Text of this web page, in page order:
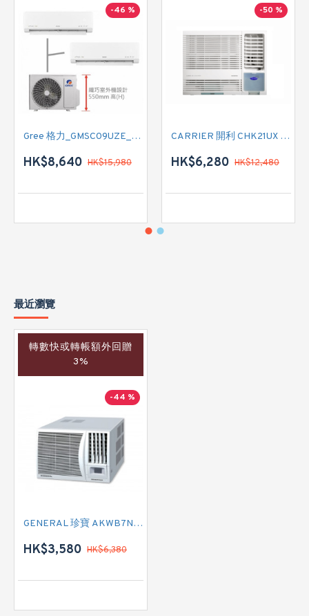
-46 %
Gree 格力_GMSC09UZE_GMSC12UZE_GMSC18UZC_R32 掛牆變頻式1拖2分體冷氣機 (淨冷型)
HK$8,640 HK$15,980
-50 %
CARRIER 開利 CHK21UX 二匹半 變頻淨冷窗口式冷氣機 (附遙控)
HK$6,280 HK$12,480
最近瀏覽
轉數快或轉帳額外回贈
3%
-44 %
GENERAL 珍寶 AKWB7NID 3/4匹 R32雪種 變頻式淨冷窗口式冷氣機 (附遙控)
HK$3,580 HK$6,380